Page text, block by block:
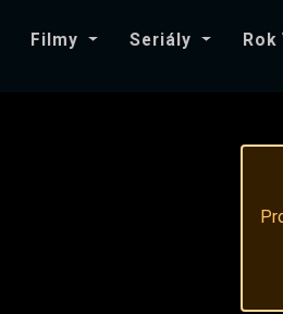
Filmy Seriály Rok